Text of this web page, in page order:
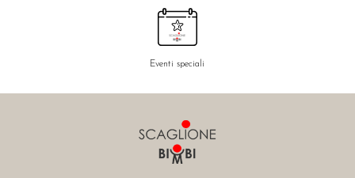
Eventi speciali